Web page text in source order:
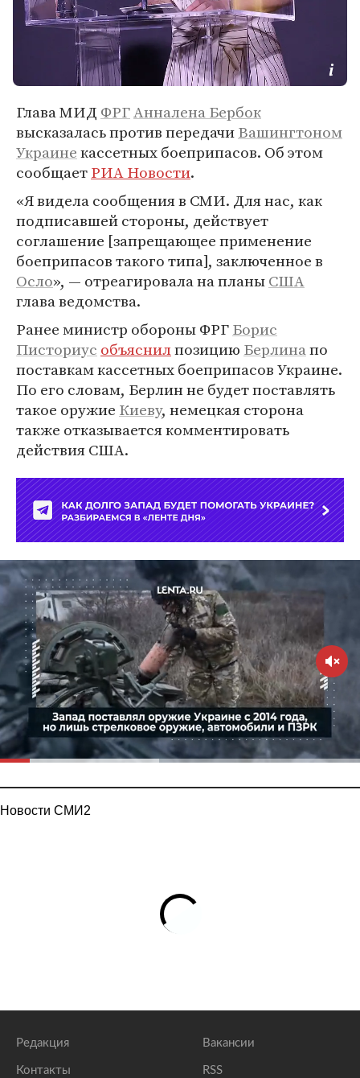
Глава МИД ФРГАнналена Бербок
высказалась против передачиВашингтоном
Украинекассетных боеприпасов. Об этом
сообщаетРИА Новости.
«Я видела сообщения в СМИ. Для нас, как
подписавшей стороны, действует
соглашение [запрещающее применение
боеприпасов такого типа], заключенное в
Осло», — отреагировала на планыСША
глава ведомства.
Ранее министр обороны ФРГБорис
Писториус объяснилпозицию Берлинапо
поставкам кассетных боеприпасов Украине.
По его словам, Берлин не будет поставлять
такое оружие Киеву, немецкая сторона
также отказывается комментировать
действия США.
Новости СМИ2
Редакция
Контакты
Вакансии
RSS